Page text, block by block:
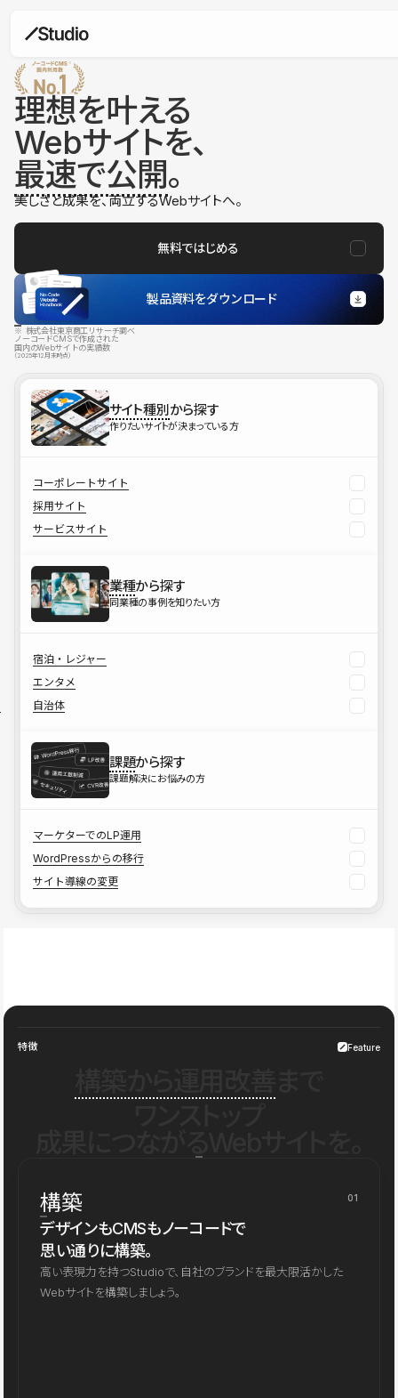
理想を叶える
Webサイトを、
最速で公開。
美しさと成果を、両立するWebサイトへ。
無料ではじめる
製品資料をダウンロード
※ 株式会社東京商工リサーチ調べ
ノーコードCMSで作成された
国内のWebサイトの実績数
（2025年12月末時点）
サイト種別から探す
作りたいサイトが決まっている方
コーポレートサイト
採用サイト
サービスサイト
業種から探す
同業種の事例を知りたい方
宿泊・レジャー
エンタメ
自治体
課題から探す
課題解決にお悩みの方
マーケターでのLP運用
WordPressからの移行
サイト導線の変更
特徴 Feature
構築 01
デザインもCMSもノーコードで
思い通りに構築。
高い表現力を持つStudioで、自社のブランドを最大限活かした
Webサイトを構築しましょう。